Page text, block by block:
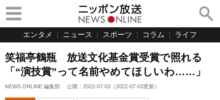
エンタメ ニュース スポーツ コラム ライフ
笑福亭鶴瓶 放送文化基金賞受賞で照れる
「“演技賞”って名前やめてほしいわ……」
NEWS ONLINE 編集部 公開： 2022-07-03 （2022-07-03更新）